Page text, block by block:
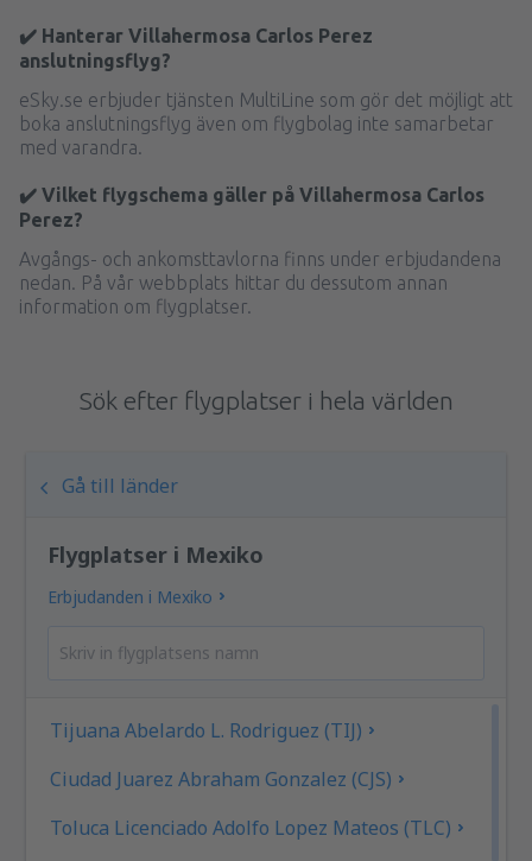
✔️ Hanterar Villahermosa Carlos Perez
anslutningsflyg?
eSky.se erbjuder tjänsten MultiLine som gör det möjligt att
boka anslutningsflyg även om flygbolag inte samarbetar
med varandra.
✔️ Vilket flygschema gäller på Villahermosa Carlos
Perez?
Avgångs- och ankomsttavlorna finns under erbjudandena
nedan. På vår webbplats hittar du dessutom annan
information om flygplatser.
Sök efter flygplatser i hela världen
Gå till länder
Flygplatser i Mexiko
Erbjudanden i Mexiko
Tijuana Abelardo L. Rodriguez (TIJ)
Ciudad Juarez Abraham Gonzalez (CJS)
Toluca Licenciado Adolfo Lopez Mateos (TLC)